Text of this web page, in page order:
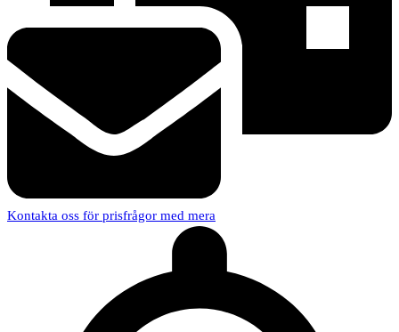
Kontakta oss för prisfrågor med mera